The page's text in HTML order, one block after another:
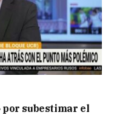
por subestimar el